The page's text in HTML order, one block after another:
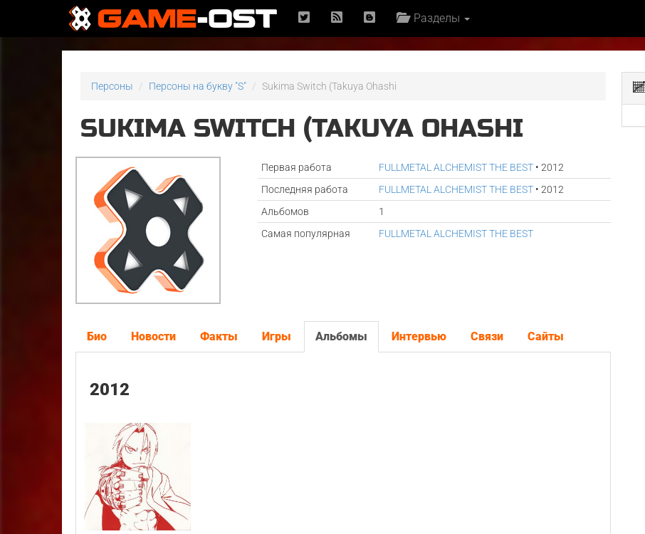
Разделы
Персоны Персоны на букву "S" Sukima Switch (Takuya Ohashi
SUKIMA SWITCH (TAKUYA OHASHI
Первая работа FULLMETAL ALCHEMIST THE BEST• 2012
Последняя работа
FULLMETAL ALCHEMIST THE BEST• 2012
Альбомов
1
Самая популярная
FULLMETAL ALCHEMIST THE BEST
Био Новости Факты Игры Альбомы Интервью Связи Сайты
2012